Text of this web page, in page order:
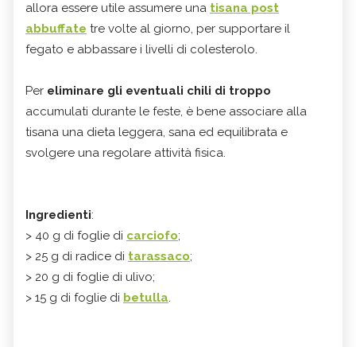
allora essere utile assumere una tisana post
abbuffate tre volte al giorno, per supportare il
fegato e abbassare i livelli di colesterolo.
Per eliminare gli eventuali chili di troppo
accumulati durante le feste, è bene associare alla
tisana una dieta leggera, sana ed equilibrata e
svolgere una regolare attività fisica.
Ingredienti:
> 40 g di foglie di carciofo;
> 25 g di radice di tarassaco;
> 20 g di foglie di ulivo;
> 15 g di foglie di betulla.